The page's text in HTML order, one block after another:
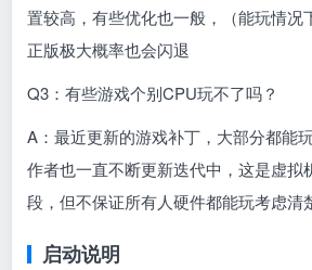
置较高，有些优化也一般，（能玩情况
正版极大概率也会闪退
Q3：有些游戏个别CPU玩不了吗？
A：最近更新的游戏补丁，大部分都能
作者也一直不断更新迭代中，这是虚拟
段，但不保证所有人硬件都能玩考虑清
启动说明